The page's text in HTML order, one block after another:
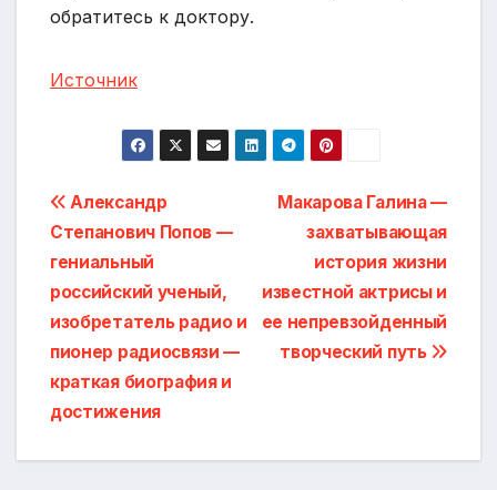
обратитесь к доктору.
Источник
Навигация
по
записям
Макарова Галина —
захватывающая
история жизни
известной актрисы и
ее непревзойденный
творческий путь
Александр
Степанович Попов —
гениальный
российский ученый,
изобретатель радио и
пионер радиосвязи —
краткая биография и
достижения